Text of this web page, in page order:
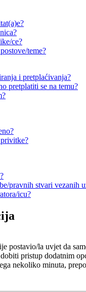
ce?
teme?
i pretplaćivanja?
pretplatiti se na temu?
pravnih stvari vezanih
icu?
postavio/la uvjet da
pristup dodatnim
nekoliko minuta,